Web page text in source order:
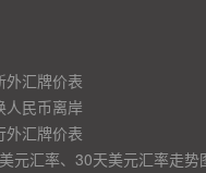
外汇牌价表
人民币离岸
外汇牌价表
元汇率、30天美元汇率走势